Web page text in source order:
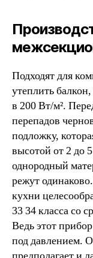
Подходят для
утеплить
в 200 Вт/м².
перепадов
подложку,
высотой от 2 до
однородный
режут
кухни
33 34 класса со
Ведь этот
под давлением.